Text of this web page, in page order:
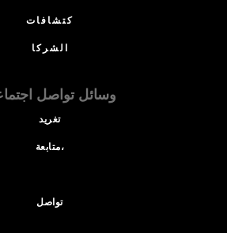
كتشافات
الشركا
وسائل تواصل
تغريد
متابعة،
تواصل